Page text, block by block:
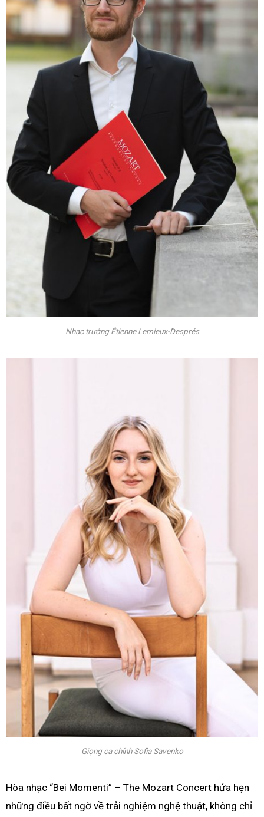
Nhạc trưởng Étienne Lemieux-Després
Giọng ca chính Sofia Savenko
Hòa nhạc “Bei Momenti” – The Mozart Concert hứa hẹn
những điều bất ngờ về trải nghiệm nghệ thuật, không chỉ